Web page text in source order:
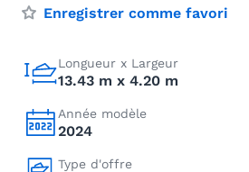
Enregistrer comme favori
Longueur x Largeur
13.43 m x 4.20 m
Année modèle
2024
Type d'offre